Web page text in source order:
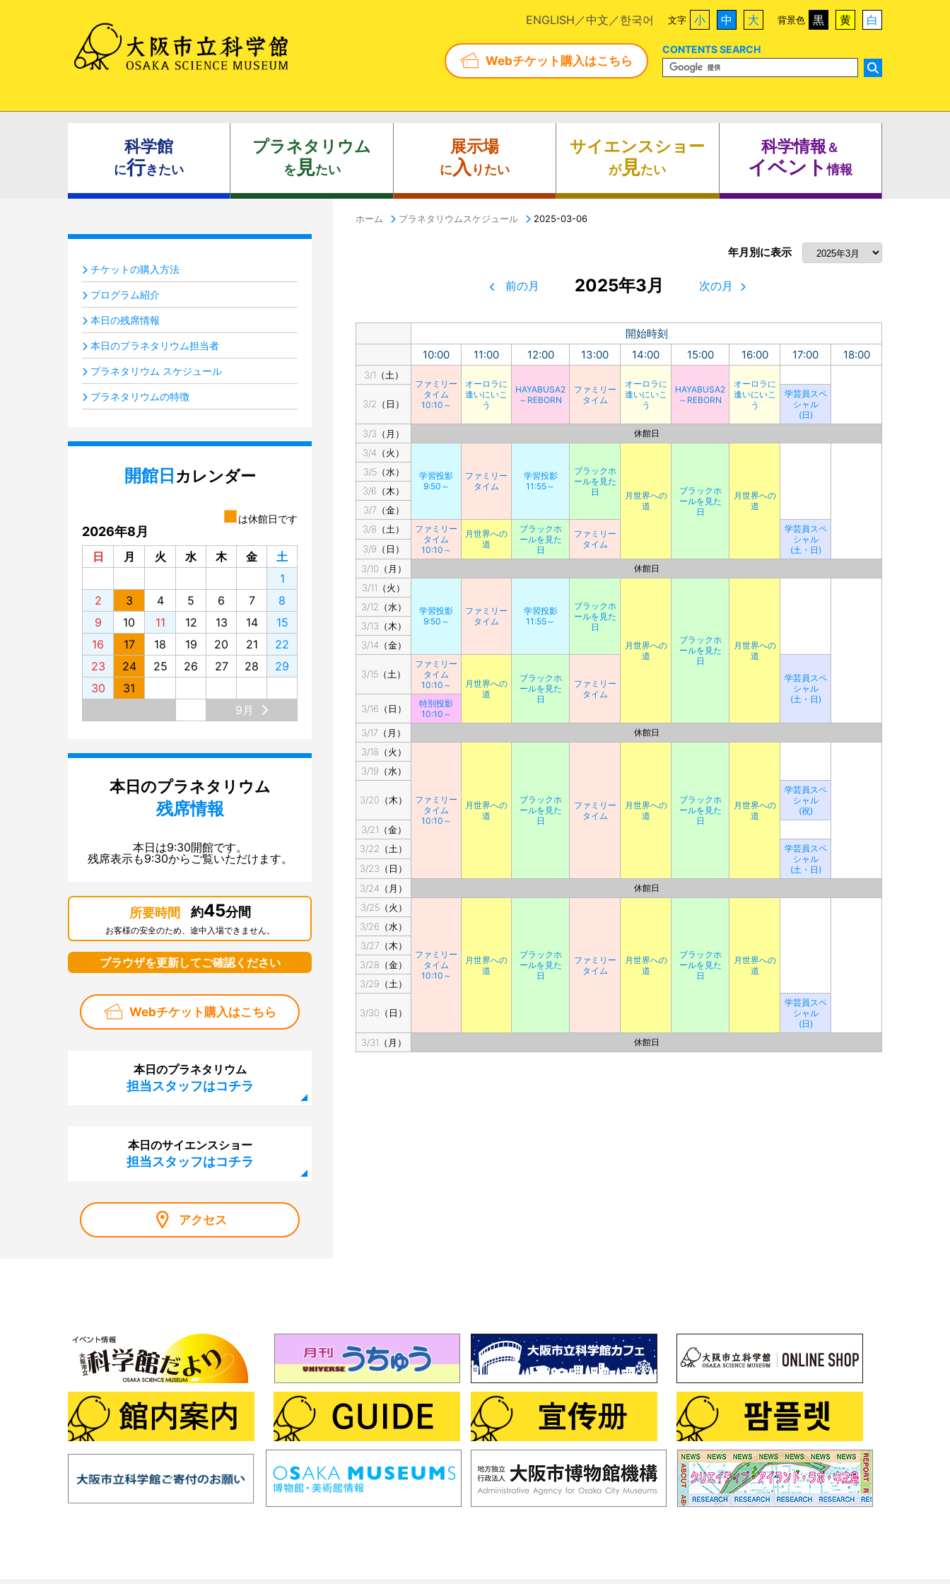
ENGLISH 中文 한국어 文字 小 中 大 背景色 黒 黄 白
Webチケット購入はこちら
CONTENTS SEARCH
科学館
に行きたい
プラネタリウム
を 見たい
展示場
に入 りたい
サイエンスショー
が見たい
科学情報＆
イベント情報
ホーム プラネタリウムスケジュール 2025-03-06
年月別に表示
前の月 2025年3月 次の月
開始時刻
10:00
11:00 12:00 13:00 14:00 15:00 16:00 17:00 18:00
3/1（土）
ファミリー
タイム
10:10～
オーロラに
逢いにいこ
う
HAYABUSA2
～REBORN
ファミリー
タイム
オーロラに
逢いにいこ
う
HAYABUSA2
～REBORN
オーロラに
逢いにいこ
う
3/2（日）
学芸員スペ
シャル
(日)
3/3（月） 休館日
3/4（火）
学習投影
9:50～
ファミリー
タイム
学習投影
11:55～
ブラックホ
ールを見た
日
月世界への
道
ブラックホ
ールを見た
日
月世界への
道
3/5（水）
3/6（木）
3/7（金）
3/8（土）
ファミリー
タイム
10:10～
月世界への
道
ブラックホ
ールを見た
日
ファミリー
タイム
学芸員スペ
シャル
(土・日)
3/9（日）
3/10（月）
休館日
3/11（火）
学習投影
9:50～
ファミリー
タイム
学習投影
11:55～
ブラックホ
ールを見た
日
月世界への
道
ブラックホ
ールを見た
日
月世界への
道
3/12（水）
3/13（木）
3/14（金）
3/15（土）
ファミリー
タイム
10:10～
月世界への
道
ブラックホ
ールを見た
日
ファミリー
タイム
学芸員スペ
シャル
(土・日)
3/16（日）
特別投影
10:10～
3/17（月） 休館日
3/18（火）
ファミリー
タイム
10:10～
月世界への
道
ブラックホ
ールを見た
日
ファミリー
タイム
月世界への
道
ブラックホ
ールを見た
日
月世界への
道
3/19（水）
3/20（木）
学芸員スペ
シャル
(祝)
3/21（金）
3/22（土）
学芸員スペ
シャル
(土・日)
3/23（日）
3/24（月）
休館日
3/25（火）
ファミリー
タイム
10:10～
月世界への
道
ブラックホ
ールを見た
日
ファミリー
タイム
月世界への
道
ブラックホ
ールを見た
日
月世界への
道
3/26（水）
3/27（木）
3/28（金）
3/29（土）
3/30（日）
学芸員スペ
シャル
(日)
3/31（月） 休館日
チケットの購入方法
プログラム紹介
本日の残席情報
本日のプラネタリウム担当者
プラネタリウム スケジュール
プラネタリウムの特徴
開館日 カレンダー
■は休館日です
2026年8月
日 月 火 水 木 金
土
1
2
3 4 5 6 7
8
9
10 11 12 13 14
15
16
17 18 19 20 21
22
23
24 25 26 27 28
29
30
31
9月
本日のプラネタリウム
残席情報
本日は9:30開館です。
残席表示も9:30からご覧いただけます。
所要時間 約45分間
お客様の安全のため、途中入場できません。
ブラウザを更新してご確認ください
Webチケット購入はこちら
本日のプラネタリウム
担当スタッフはコチラ
本日のサイエンスショー
担当スタッフはコチラ
アクセス